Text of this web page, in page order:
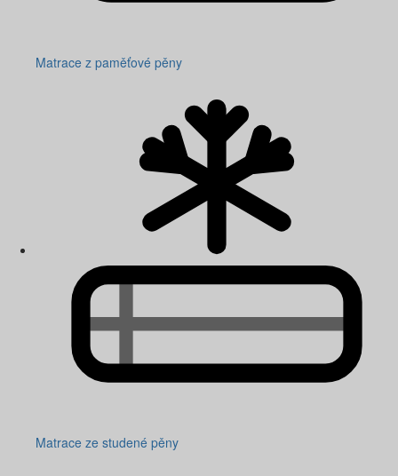
Matrace z paměťové pěny
Matrace ze studené pěny